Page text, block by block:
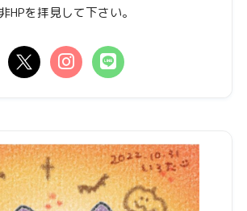
HPを拝見して下さい。